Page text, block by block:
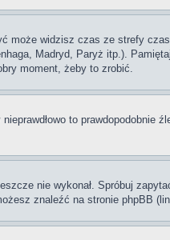
może widzisz czas ze strefy
Madryd, Paryż itp.).
moment, żeby to zrobić.
to prawdopodobnie
nie wykonał. Spróbuj
znaleźć na stronie phpBB